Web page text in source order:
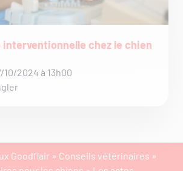
interventionnelle chez le chien
10/2024 à 13h00
Goodflair » Conseils vétérinaires »